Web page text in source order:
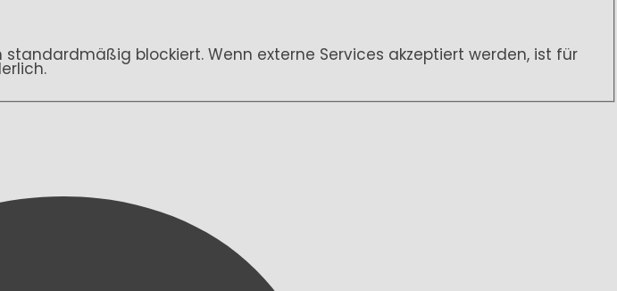
blockiert. Wenn externe Services akzeptiert werden, ist für